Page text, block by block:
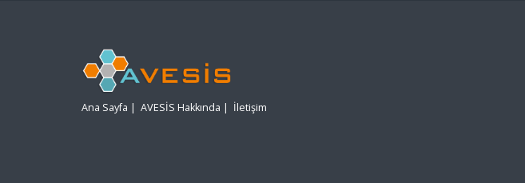
Ana Sayfa | AVESİS Hakkında | İletişim